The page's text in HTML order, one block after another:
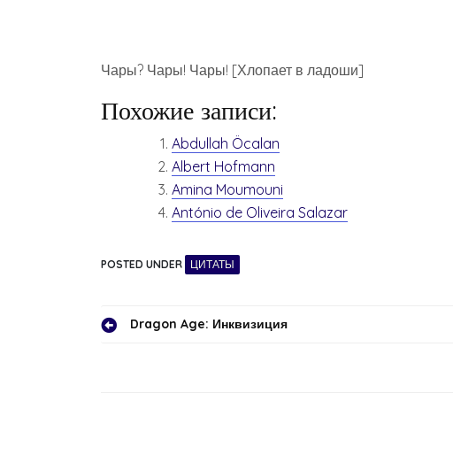
Чары? Чары! Чары! [Хлопает в ладоши]
Похожие записи:
Abdullah Öcalan
Albert Hofmann
Amina Moumouni
António de Oliveira Salazar
POSTED UNDER ЦИТАТЫ
Навигация
Dragon Age: Инквизиция